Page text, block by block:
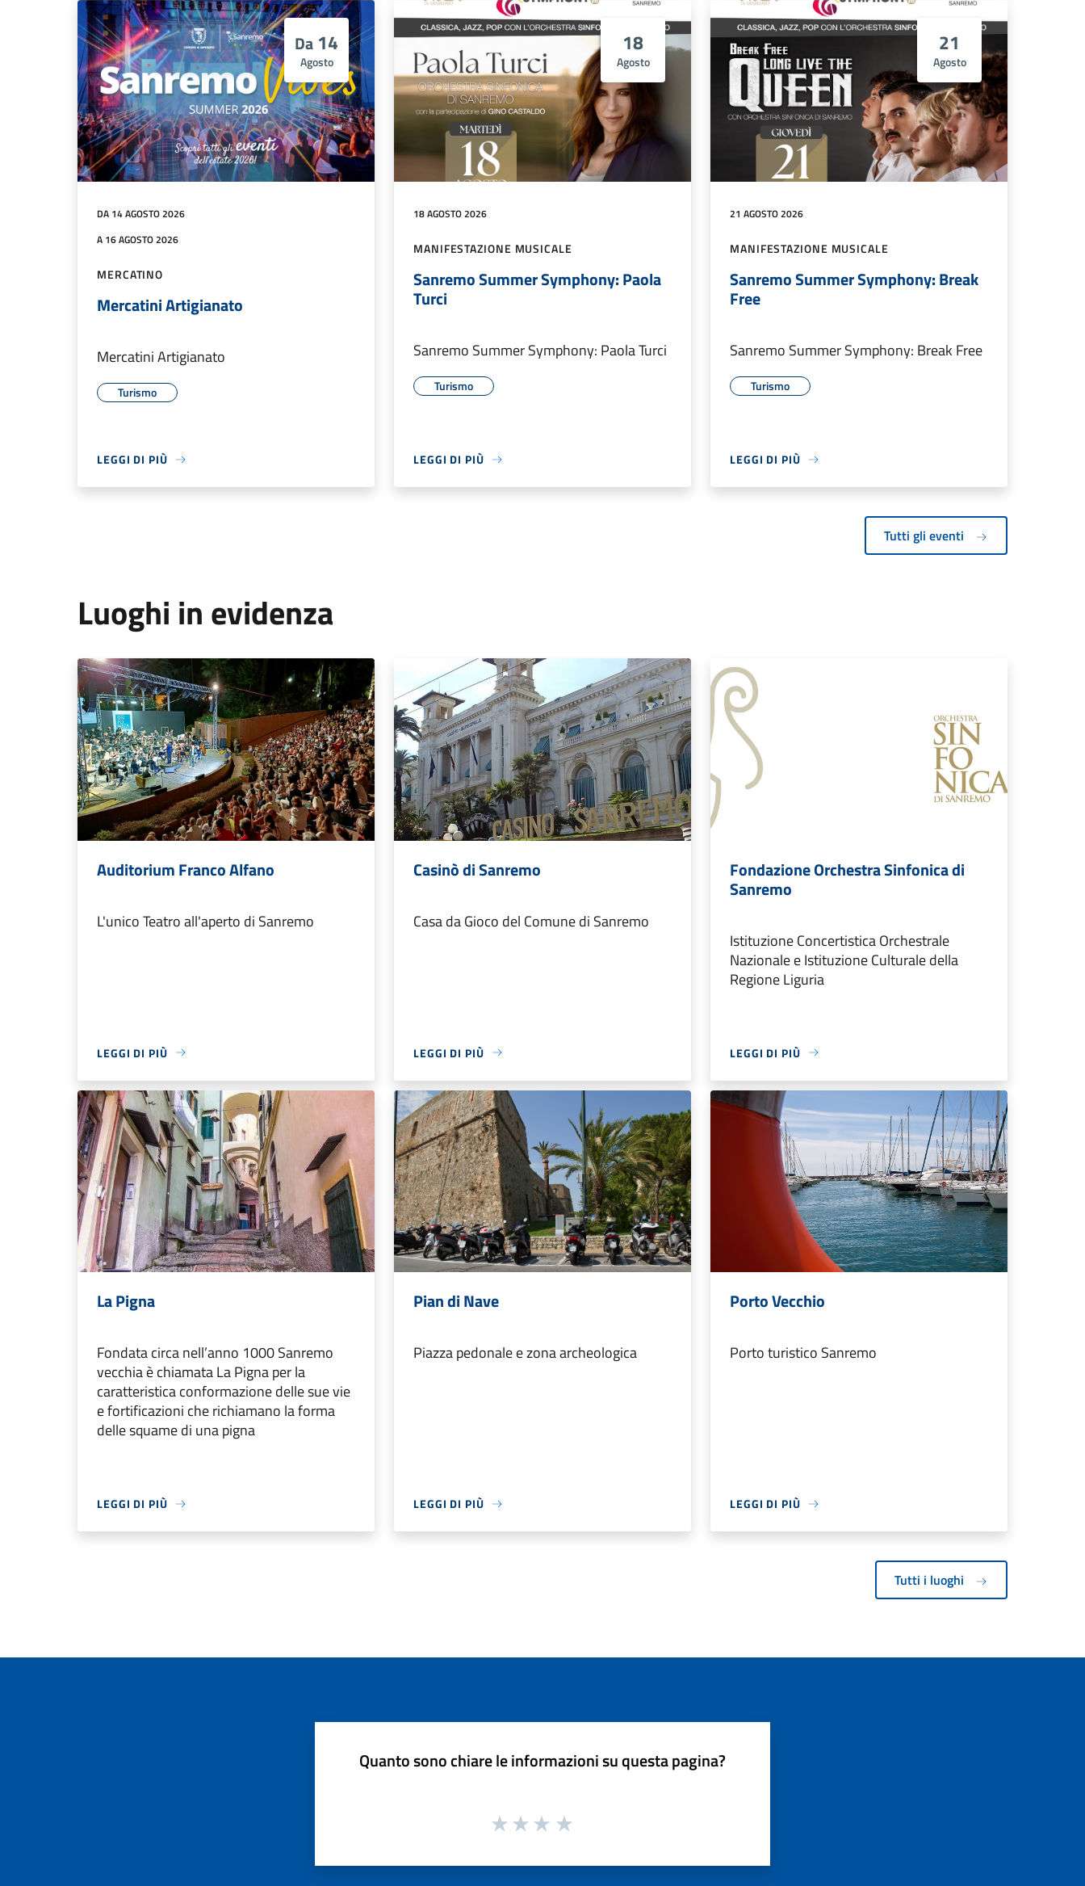
Da 14
Agosto
DA 14 AGOSTO 2026
A 16 AGOSTO 2026
MERCATINO
Mercatini Artigianato
Mercatini Artigianato
Turismo
LEGGI DI PIÙ
18
Agosto
18 AGOSTO 2026
MANIFESTAZIONE MUSICALE
Sanremo Summer Symphony: Paola
Turci
Sanremo Summer Symphony: Paola Turci
Turismo
LEGGI DI PIÙ
21
Agosto
21 AGOSTO 2026
MANIFESTAZIONE MUSICALE
Sanremo Summer Symphony: Break
Free
Sanremo Summer Symphony: Break Free
Turismo
LEGGI DI PIÙ
Tutti gli eventi
Luoghi in evidenza
Auditorium Franco Alfano
L'unico Teatro all'aperto di Sanremo
LEGGI DI PIÙ
Casinò di Sanremo
Casa da Gioco del Comune di Sanremo
LEGGI DI PIÙ
Fondazione Orchestra Sinfonica di
Sanremo
Istituzione Concertistica Orchestrale
Nazionale e Istituzione Culturale della
Regione Liguria
LEGGI DI PIÙ
La Pigna
Fondata circa nell’anno 1000 Sanremo
vecchia è chiamata La Pigna per la
caratteristica conformazione delle sue vie
e fortificazioni che richiamano la forma
delle squame di una pigna
LEGGI DI PIÙ
Pian di Nave
Piazza pedonale e zona archeologica
LEGGI DI PIÙ
Porto Vecchio
Porto turistico Sanremo
LEGGI DI PIÙ
Tutti i luoghi
Quanto sono chiare le informazioni su questa pagina?